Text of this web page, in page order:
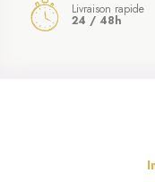
Livraison rapide
24 / 48h